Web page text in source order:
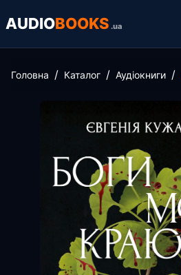
AUDIOBOOKS .ua
Головна Каталог Аудіокниги